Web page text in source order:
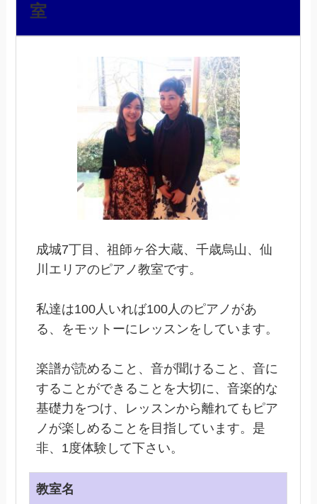
室
成城7丁目、祖師ヶ谷大蔵、千歳烏山、仙
川エリアのピアノ教室です。
私達は100人いれば100人のピアノがあ
る、をモットーにレッスンをしています。
楽譜が読めること、音が聞けること、音に
することができることを大切に、音楽的な
基礎力をつけ、レッスンから離れてもピア
ノが楽しめることを目指しています。是
非、1度体験して下さい。
教室名